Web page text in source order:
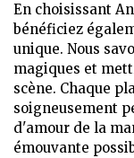
En choisissant
bénéficiez
unique. Nous
magiques et
scène. Chaque
soigneusement
d'amour de la
émouvante